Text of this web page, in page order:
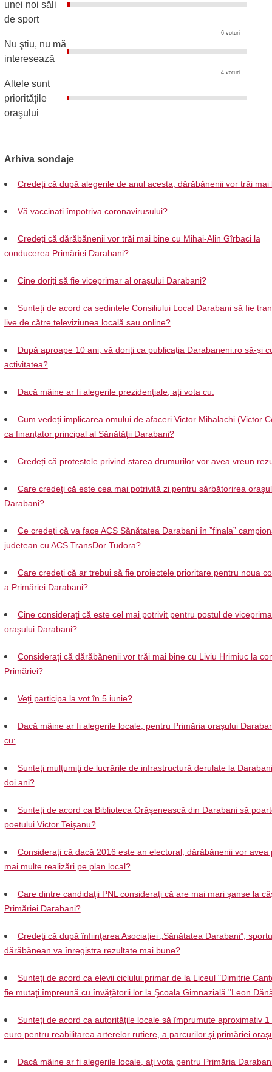
unei noi săli
de sport
6 voturi
Nu ştiu, nu mă
interesează
4 voturi
Altele sunt
priorităţile
oraşului
Arhiva sondaje
Credeți că după alegerile de anul acesta, dărăbănenii vor trăi mai
Vă vaccinați împotriva coronavirusului?
Credeți că dărăbănenii vor trăi mai bine cu Mihai-Alin Gîrbaci la
conducerea Primăriei Darabani?
Cine doriți să fie viceprimar al orașului Darabani?
Sunteți de acord ca ședințele Consiliului Local Darabani să fie
live de către televiziunea locală sau online?
După aproape 10 ani, vă doriți ca publicația Darabaneni.ro să-și
activitatea?
Dacă mâine ar fi alegerile prezidențiale, ați vota cu:
Cum vedeți implicarea omului de afaceri Victor Mihalachi (Victor
ca finanțator principal al Sănătății Darabani?
Credeți că protestele privind starea drumurilor vor avea vreun
Care credeţi că este cea mai potrivită zi pentru sărbătorirea
Darabani?
Ce credeți că va face ACS Sănătatea Darabani în ”finala”
județean cu ACS TransDor Tudora?
Care credeți că ar trebui să fie proiectele prioritare pentru noua
a Primăriei Darabani?
Cine consideraţi că este cel mai potrivit pentru postul de
oraşului Darabani?
Consideraţi că dărăbănenii vor trăi mai bine cu Liviu Hrimiuc la
Primăriei?
Veţi participa la vot în 5 iunie?
Dacă mâine ar fi alegerile locale, pentru Primăria oraşului
cu:
Sunteţi mulţumiţi de lucrările de infrastructură derulate la
doi ani?
Sunteţi de acord ca Biblioteca Orăşenească din Darabani să
poetului Victor Teişanu?
Consideraţi că dacă 2016 este an electoral, dărăbănenii vor avea
mai multe realizări pe plan local?
Care dintre candidaţii PNL consideraţi că are mai mari şanse la
Primăriei Darabani?
Credeţi că după înfiinţarea Asociaţiei „Sănătatea Darabani”,
dărăbănean va înregistra rezultate mai bune?
Sunteţi de acord ca elevii ciclului primar de la Liceul "Dimitrie
fie mutaţi împreună cu învăţătorii lor la Şcoala Gimnazială "Leon
Sunteţi de acord ca autorităţile locale să împrumute aproximativ 1
euro pentru reabilitarea arterelor rutiere, a parcurilor şi primăriei
Dacă mâine ar fi alegerile locale, aţi vota pentru Primăria